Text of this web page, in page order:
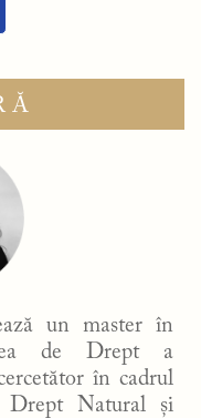
un master în
de Drept a
în cadrul
Drept Natural și